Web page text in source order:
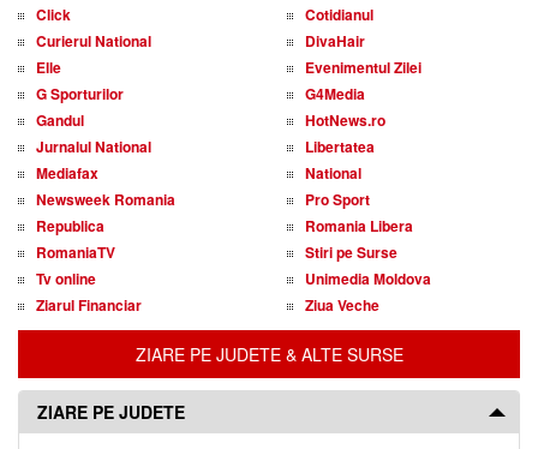
Click
Cotidianul
Curierul National
DivaHair
Elle
Evenimentul Zilei
G Sporturilor
G4Media
Gandul
HotNews.ro
Jurnalul National
Libertatea
Mediafax
National
Newsweek Romania
Pro Sport
Republica
Romania Libera
RomaniaTV
Stiri pe Surse
Tv online
Unimedia Moldova
Ziarul Financiar
Ziua Veche
ZIARE PE JUDETE & ALTE SURSE
ZIARE PE JUDETE